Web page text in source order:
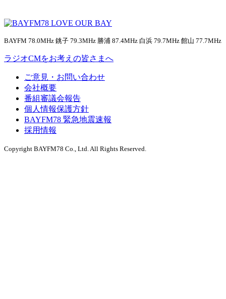
BAYFM 78.0MHz 銚子 79.3MHz 勝浦 87.4MHz 白浜 79.7MHz 館山 77.7MHz
ラジオCMをお考えの皆さまへ
ご意見・お問い合わせ
会社概要
番組審議会報告
個人情報保護方針
BAYFM78 緊急地震速報
採用情報
Copyright BAYFM78 Co., Ltd. All Rights Reserved.